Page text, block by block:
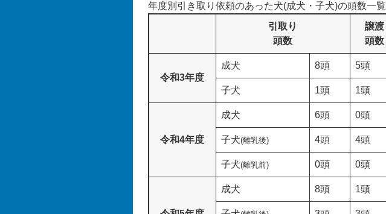
年度別引き取り依頼のあった犬(成犬・子犬)の頭数一覧
引取り
頭数
譲渡
頭数
令和3年度
成犬 8頭 5頭
子犬 1頭 1頭
令和4年度
成犬 6頭 0頭
子犬(離乳後) 4頭 4頭
子犬(離乳前) 0頭 0頭
成犬 8頭 1頭